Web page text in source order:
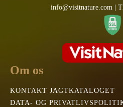
info@visitnature.com |
Om os
KONTAKT JAGTKATALOGET
DATA- OG